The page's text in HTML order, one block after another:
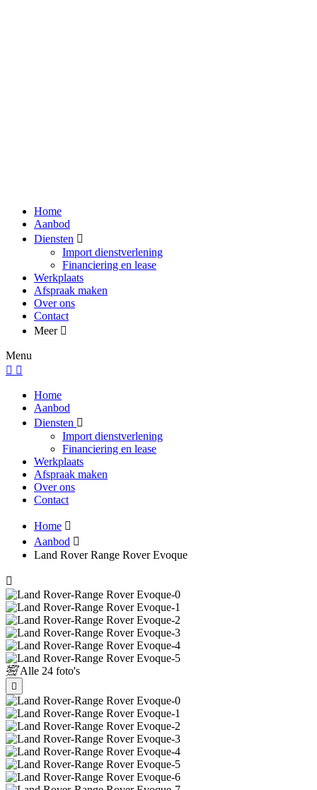
Home
Aanbod
Diensten
Import dienstverlening
Financiering en lease
Werkplaats
Afspraak maken
Over ons
Contact
Meer
Menu
Home
Aanbod
Diensten
Import dienstverlening
Financiering en lease
Werkplaats
Afspraak maken
Over ons
Contact
Home
Aanbod
Land Rover Range Rover Evoque
Alle 24 foto's